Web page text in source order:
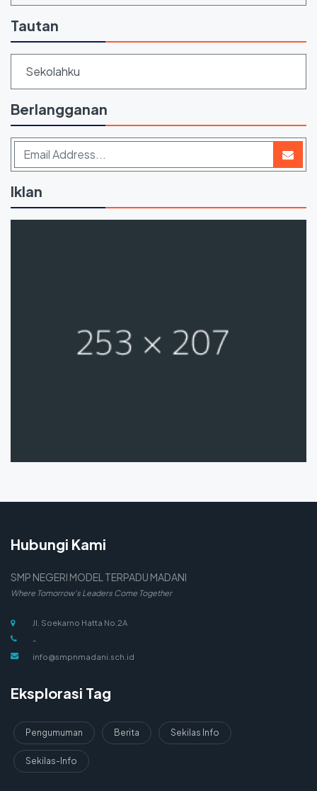
Tautan
Sekolahku
Berlangganan
Iklan
Hubungi Kami
SMP NEGERI MODEL TERPADU MADANI
Where Tomorrow's Leaders Come Together
Jl. Soekarno Hatta No.2A
-
info@smpnmadani.sch.id
Eksplorasi Tag
Pengumuman Berita Sekilas Info
Sekilas-Info